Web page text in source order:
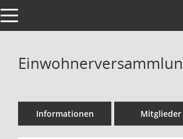
Toggle navigation
Informationen Mitglieder